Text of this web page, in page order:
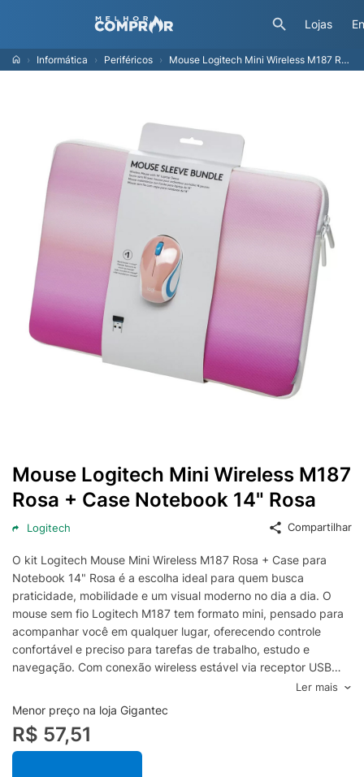
Lojas
Informática Periféricos Mouse Logitech Mini Wireless M187 Rosa + Case Notebook 14" Rosa
Mouse Logitech Mini Wireless M187
Rosa + Case Notebook 14" Rosa
Logitech Compartilhar
O kit Logitech Mouse Mini Wireless M187 Rosa + Case para
Notebook 14" Rosa é a escolha ideal para quem busca
praticidade, mobilidade e um visual moderno no dia a dia. O
mouse sem fio Logitech M187 tem formato mini, pensado para
acompanhar você em qualquer lugar, oferecendo controle
confortável e preciso para tarefas de trabalho, estudo e
navegação. Com conexão wireless estável via receptor USB
compacto, ele é uma ótima opção para usar com notebook ou
desktop, ajudando a manter a mesa mais organizada e sem
Para completar, o case para notebook de 14" na mesma
tonalidade rosa é perfeito para transportar seu equipamento
Ler mais
Menor preço na loja Gigantec
R$ 57,51